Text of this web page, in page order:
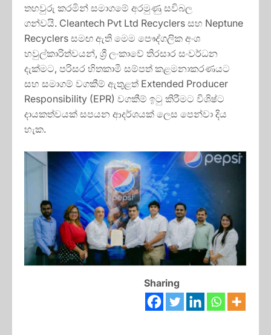
තහවුරු කරමින් සමාගමේ අරමුණු සවිබල
ගන්වයි. Cleantech Pvt Ltd Recyclers සහ Neptune
Recyclers සමඟ ඇති මෙම පෞද්ගලික අංශ
හවුල්කාරිත්වයන්, ශ්‍රී ලංකාවේ තිරසාර සංවර්ධන
දැක්මට, පරිසර හිතකාමී සම්පත් කළමනාකරණයට
සහ සමාගම් වගකීම් ඇතුළත් Extended Producer
Responsibility (EPR) වගකීම් ඉටු කිරීමට විශිෂ්ට
දායකත්වයක් සපයන ආදර්ශයක් ලෙස පෙන්වා දිය
හැක.
Sharing